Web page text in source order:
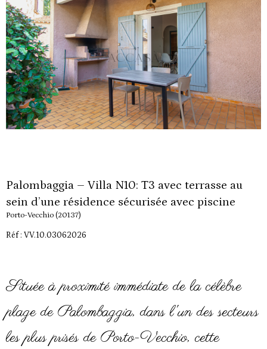
Palombaggia – Villa N10: T3 avec terrasse au
sein d’une résidence sécurisée avec piscine
Porto-Vecchio (20137)
Réf : VV.10.03062026
Située à proximité immédiate de la célèbre
plage de Palombaggia, dans l'un des secteurs
les plus prisés de Porto-Vecchio, cette